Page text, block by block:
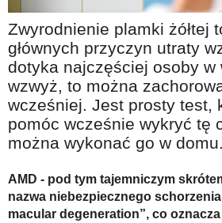
Na wesoło
Hobby i pasje
Żyj aktywnie
60plus - najcenniejsi klienci
Dobra opieka
Warto naśladować
Coś dla ducha
Smacznie i zdrowo
Zwyrodnienie plamki żółtej
głównych przyczyn utraty
dotyka najczęściej osoby w
wzwyż, to można
wcześniej. Jest prosty test,
pomóc wcześnie wykryć tę
można wykonać go w domu.
AMD - pod tym tajemniczym
nazwa niebezpiecznego
macular degeneration”, co